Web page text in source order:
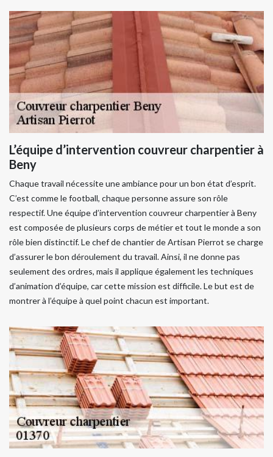
L’équipe d’intervention couvreur charpentier à
Beny
Chaque travail nécessite une ambiance pour un bon état d’esprit.
C’est comme le football, chaque personne assure son rôle
respectif. Une équipe d’intervention couvreur charpentier à Beny
est composée de plusieurs corps de métier et tout le monde a son
rôle bien distinctif. Le chef de chantier de Artisan Pierrot se charge
d’assurer le bon déroulement du travail. Ainsi, il ne donne pas
seulement des ordres, mais il applique également les techniques
d’animation d’équipe, car cette mission est difficile. Le but est de
montrer à l’équipe à quel point chacun est important.